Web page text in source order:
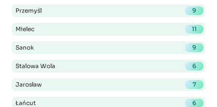
Przemyśl 9
Mielec 11
Sanok 9
Stalowa Wola 6
Jarosław 7
Łańcut 6